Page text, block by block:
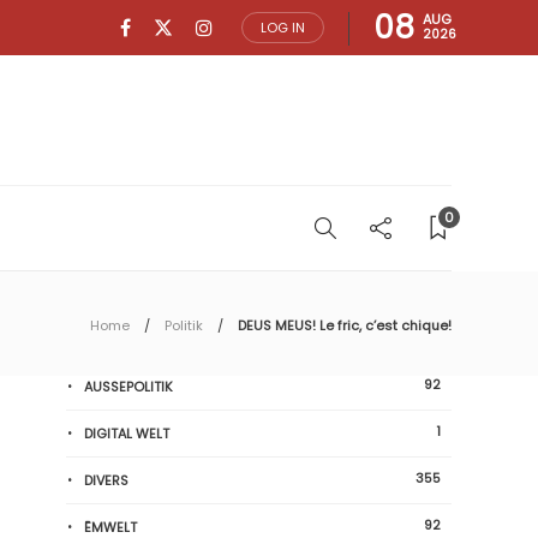
LOG IN 08 AUG
2026
0
Home Politik DEUS MEUS! Le fric, c’est chique!
AUSSEPOLITIK 92
DIGITAL WELT 1
DIVERS 355
ËMWELT 92